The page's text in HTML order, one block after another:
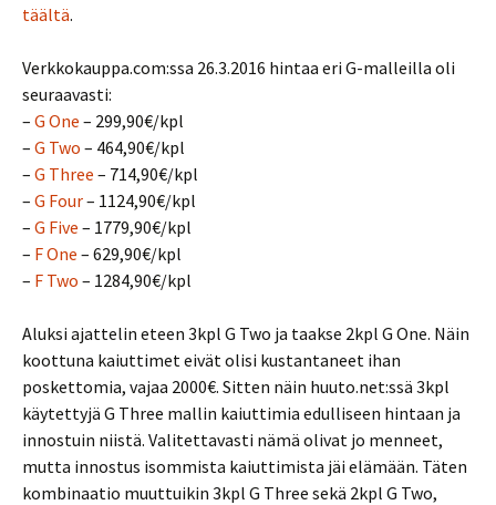
täältä.
Verkkokauppa.com:ssa 26.3.2016 hintaa eri G-malleilla oli
seuraavasti:
– G One – 299,90€/kpl
– G Two – 464,90€/kpl
– G Three – 714,90€/kpl
– G Four– 1124,90€/kpl
– G Five – 1779,90€/kpl
– F One – 629,90€/kpl
– F Two – 1284,90€/kpl
Aluksi ajattelin eteen 3kpl G Two ja taakse 2kpl G One. Näin
koottuna kaiuttimet eivät olisi kustantaneet ihan
poskettomia, vajaa 2000€. Sitten näin huuto.net:ssä 3kpl
käytettyjä G Three mallin kaiuttimia edulliseen hintaan ja
innostuin niistä. Valitettavasti nämä olivat jo menneet,
mutta innostus isommista kaiuttimista jäi elämään. Täten
kombinaatio muuttuikin 3kpl G Three sekä 2kpl G Two,